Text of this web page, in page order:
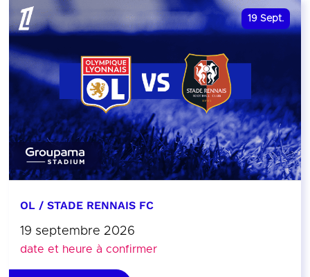
19 Sept.
OL / STADE RENNAIS FC
19 septembre 2026
date et heure à confirmer